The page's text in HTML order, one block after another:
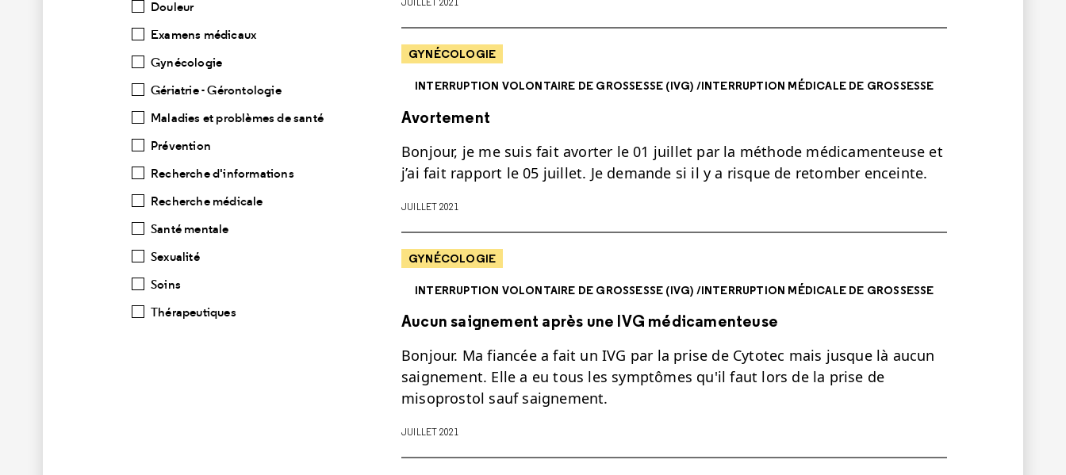
Douleur
Examens médicaux
Gynécologie
Gériatrie - Gérontologie
Maladies et problèmes de santé
Prévention
Recherche d'informations
Recherche médicale
Santé mentale
Sexualité
Soins
Thérapeutiques
GYNÉCOLOGIE
INTERRUPTION VOLONTAIRE DE GROSSESSE (IVG) /INTERRUPTION MÉDICALE DE GROSSESSE
Avortement
Bonjour, je me suis fait avorter le 01 juillet par la méthode médicamenteuse et
j’ai fait rapport le 05 juillet. Je demande si il y a risque de retomber enceinte.
JUILLET 2021
GYNÉCOLOGIE
INTERRUPTION VOLONTAIRE DE GROSSESSE (IVG) /INTERRUPTION MÉDICALE DE GROSSESSE
Aucun saignement après une IVG médicamenteuse
Bonjour. Ma fiancée a fait un IVG par la prise de Cytotec mais jusque là aucun
saignement. Elle a eu tous les symptômes qu'il faut lors de la prise de
misoprostol sauf saignement.
JUILLET 2021